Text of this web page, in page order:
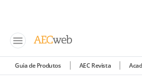
Guia de Produtos AEC Revista